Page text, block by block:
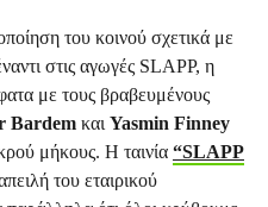
του κοινού σχετικά με
στις αγωγές SLAPP, η
με τους βραβευμένους
Bardem καιYasmin Finney
μήκους. Η ταινία “SLAPP
του εταιρικού